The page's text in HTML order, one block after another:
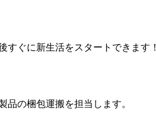
すぐに新生活をスタートできます！
の梱包運搬を担当します。